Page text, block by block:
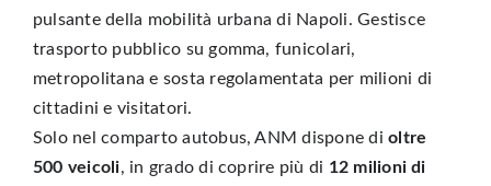
pulsante della mobilità urbana di Napoli. Gestisce
trasporto pubblico su gomma, funicolari,
metropolitana e sosta regolamentata per milioni di
cittadini e visitatori.
Solo nel comparto autobus, ANM dispone dioltre
500 veicoli, in grado di coprire più di 12 milioni di